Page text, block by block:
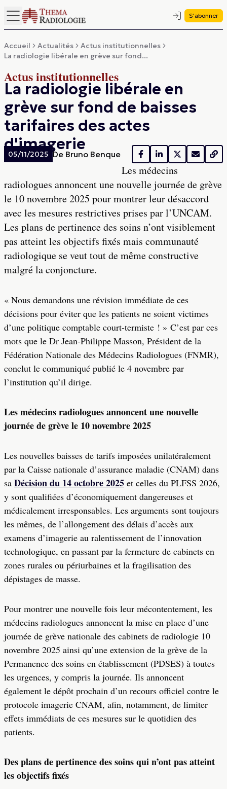
S'abonner
Accueil Actualités
Actus institutionnelles
La radiologie libérale en grève sur fond...
Actus institutionnelles
La radiologie libérale en
grève sur fond de baisses
tarifaires des actes
d'imagerie
05/11/2025 De Bruno Benque
Les médecins
radiologues annoncent une nouvelle journée de grève
le 10 novembre 2025 pour montrer leur désaccord
avec les mesures restrictives prises par l’UNCAM.
Les plans de pertinence des soins n’ont visiblement
pas atteint les objectifs fixés mais communauté
radiologique se veut tout de même constructive
malgré la conjoncture.
« Nous demandons une révision immédiate de ces
décisions pour éviter que les patients ne soient victimes
d’une politique comptable court-termiste ! » C’est par ces
mots que le Dr Jean-Philippe Masson, Président de la
Fédération Nationale des Médecins Radiologues (FNMR),
conclut le communiqué publié le 4 novembre par
l’institution qu’il dirige.
Les médecins radiologues annoncent une nouvelle
journée de grève le 10 novembre 2025
Les nouvelles baisses de tarifs imposées unilatéralement
par la Caisse nationale d’assurance maladie (CNAM) dans
sa Décision du 14 octobre 2025 et celles du PLFSS 2026,
y sont qualifiées d’économiquement dangereuses et
médicalement irresponsables. Les arguments sont toujours
les mêmes, de l’allongement des délais d’accès aux
examens d’imagerie au ralentissement de l’innovation
technologique, en passant par la fermeture de cabinets en
zones rurales ou périurbaines et la fragilisation des
dépistages de masse.
Pour montrer une nouvelle fois leur mécontentement, les
médecins radiologues annoncent la mise en place d’une
journée de grève nationale des cabinets de radiologie 10
novembre 2025 ainsi qu’une extension de la grève de la
Permanence des soins en établissement (PDSES) à toutes
les urgences, y compris la journée. Ils annoncent
également le dépôt prochain d’un recours officiel contre le
protocole imagerie CNAM, afin, notamment, de limiter
effets immédiats de ces mesures sur le quotidien des
patients.
Des plans de pertinence des soins qui n’ont pas atteint
les objectifs fixés